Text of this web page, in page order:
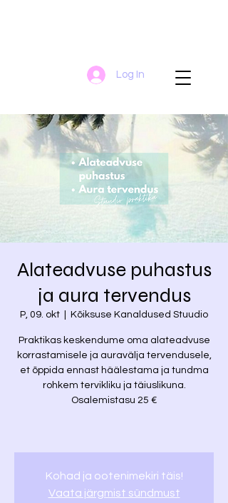
Log In
Alateadvuse puhastus
ja aura tervendus
P, 09. okt Kõiksuse Kanaldused Stuudio
Praktikas keskendume oma alateadvuse
korrastamisele ja auravälja tervendusele,
et õppida ennast häälestama ja tundma
rohkem tervikliku ja täiuslikuna.
Osalemistasu 25 €
Kohad ja ootenimekiri täis!
Vaata järgmist sündmust